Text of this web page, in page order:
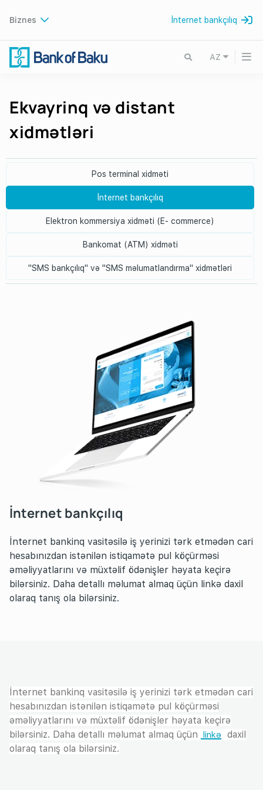
Biznes İnternet bankçılıq
AZ
Ekvayrinq və distant
xidmətləri
Pos terminal xidməti
İnternet bankçılıq
Elektron kommersiya xidməti (E- commerce)
Bankomat (ATM) xidməti
"SMS bankçılıq" və "SMS məlumatlandırma" xidmətləri
İnternet bankçılıq
İnternet bankinq vasitəsilə iş yerinizi tərk etmədən cari
hesabınızdan istənilən istiqamətə pul köçürməsi
əməliyyatlarını və müxtəlif ödənişler həyata keçirə
bilərsiniz. Daha detallı məlumat almaq üçün linkə daxil
olaraq tanış ola bilərsiniz.
İnternet bankinq vasitəsilə iş yerinizi tərk etmədən cari
hesabınızdan istənilən istiqamətə pul köçürməsi
əməliyyatlarını və müxtəlif ödənişler həyata keçirə
bilərsiniz. Daha detallı məlumat almaq üçün linkə daxil
olaraq tanış ola bilərsiniz.